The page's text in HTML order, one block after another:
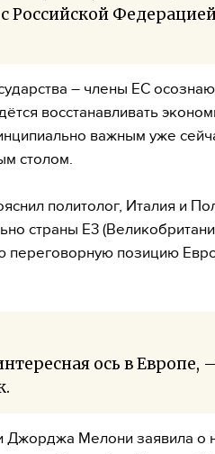
Российской
– члены ЕС
восстанавливать
важным уже
столом.
политолог, Италия и
страны Е3
переговорную позицию
ось в Европе,
Джорджа Мелони заявила о